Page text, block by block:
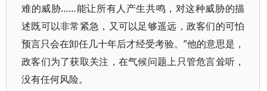
难的威胁……能让所有人产生共鸣，对这种威胁的描
述既可以非常紧急，又可以足够遥远，政客们的可怕
预言只会在卸任几十年后才经受考验。”他的意思是，
政客们为了获取关注，在气候问题上只管危言耸听，
没有任何风险。